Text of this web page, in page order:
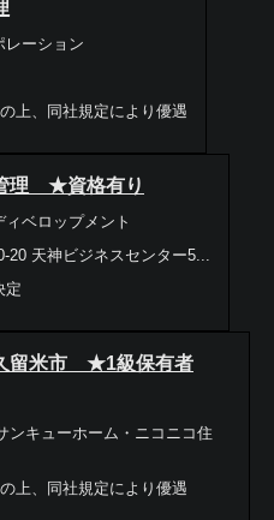
レーション
上、同社規定により優遇
理 ★資格有り
ベロップメント
20 天神ビジネスセンター5...
定
留米市 ★1級保有者
ンキューホーム・ニコニコ住
上、同社規定により優遇